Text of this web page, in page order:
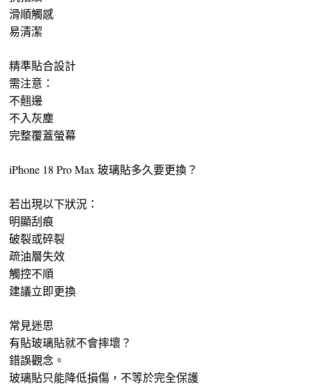
滑順觸感
易清潔
精準貼合設計
需注意：
不翹邊
不入灰塵
完整覆蓋螢幕
iPhone 18 Pro Max 玻璃貼多久要更換？
若出現以下狀況：
明顯刮痕
破裂或碎裂
疏油層失效
觸控不順
建議立即更換
常見迷思
有貼玻璃貼就不會摔壞？
錯誤觀念。
玻璃貼只能降低損傷，不等於完全保護